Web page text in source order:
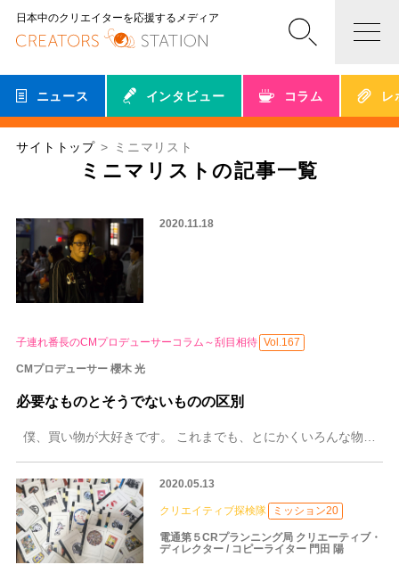
日本中のクリエイターを応援するメディア
ニュース インタビュー コラム レ
サイトトップ ミニマリスト
ミニマリストの記事一覧
2020.11.18
子連れ番長のCMプロデューサーコラム～刮目相待 Vol.167
CMプロデューサー 櫻木 光
必要なものとそうでないものの区別
僕、買い物が大好きです。 これまでも、とにかくいろんな物を買いました。 買った後によく考えると、さほど必要でもないものが、ある時、病気のように欲し
2020.05.13
クリエイティブ探検隊 ミッション20
電通第５CRプランニング局 クリエーティブ・
ディレクター / コピーライター 門田 陽